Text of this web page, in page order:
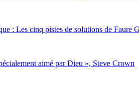
: Les cinq pistes de solutions de Faure
aimé par Dieu », Steve Crown